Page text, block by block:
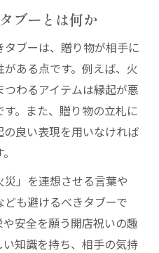
ブーとは何か
ブーは、贈り物が相手に
ある点です。例えば、火
わるアイテムは縁起が悪
。また、贈り物の立札に
良い表現を用いなければ
」を連想させる言葉や
も避けるべきタブーで
安全を願う開店祝いの趣
知識を持ち、相手の気持